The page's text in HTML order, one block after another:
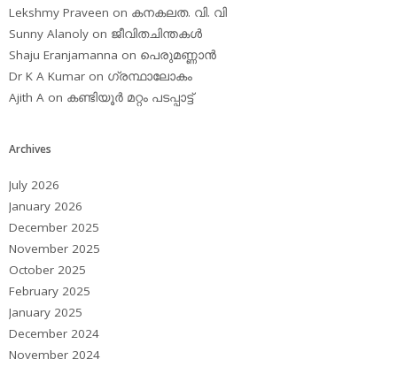
Lekshmy Praveen on കനകലത. വി. വി
Sunny Alanoly on ജീവിതചിന്തകള്‍
Shaju Eranjamanna on പെരുമണ്ണാന്‍
Dr K A Kumar on ഗ്രന്ഥാലോകം
Ajith A on കണ്ടിയൂര്‍ മറ്റം പടപ്പാട്ട്‌
Archives
July 2026
January 2026
December 2025
November 2025
October 2025
February 2025
January 2025
December 2024
November 2024